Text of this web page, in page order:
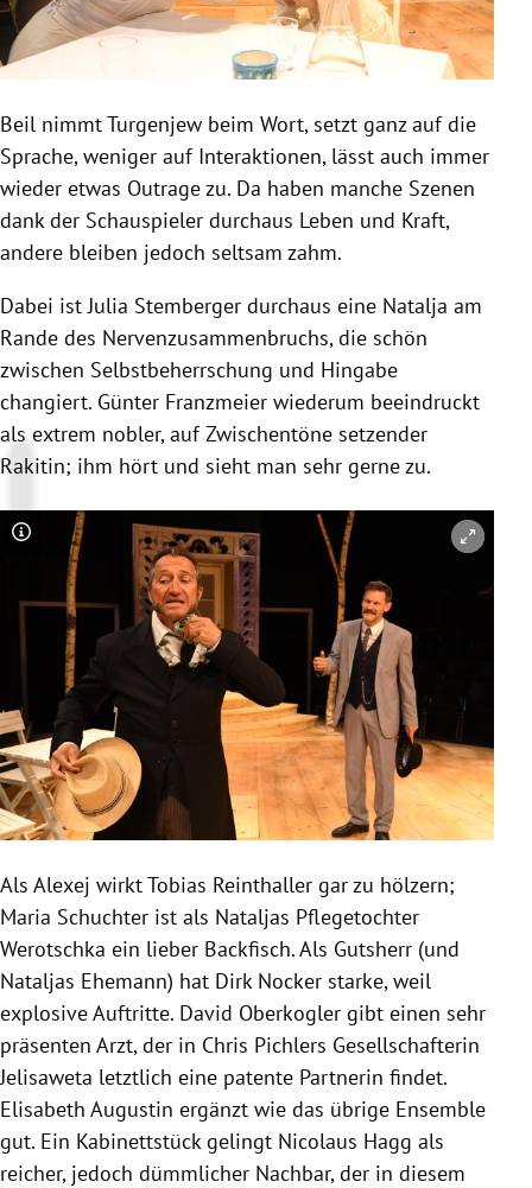
Beil nimmtTurgenjew beim Wort, setzt ganz auf die
Sprache, weniger auf Interaktionen, lässt auch immer
wieder etwas Outrage zu. Da haben manche Szenen
dank der Schauspieler durchaus Leben und Kraft,
andere bleiben jedoch seltsam zahm.
Dabei istJulia Stemberger durchaus eine Natalja am
Rande des Nervenzusammenbruchs, die schön
zwischen Selbstbeherrschung und Hingabe
changiert. Günter Franzmeier wiederum beeindruckt
als extrem nobler, auf Zwischentöne setzender
Rakitin; ihm hört und sieht man sehr gerne zu.
Copyright-Hinweis öffnen/schließen
Als Alexej wirktTobias Reinthaller gar zu hölzern;
Maria Schuchter ist als Nataljas Pflegetochter
Werotschka ein lieber Backfisch. Als Gutsherr (und
Nataljas Ehemann) hat Dirk Nocker starke, weil
explosive Auftritte. David Oberkogler gibt einen sehr
präsenten Arzt, der in Chris Pichlers Gesellschafterin
Jelisaweta letztlich eine patente Partnerin findet.
Elisabeth Augustin ergänzt wie das übrige Ensemble
gut. Ein Kabinettstück gelingt Nicolaus Hagg als
reicher, jedoch dümmlicher Nachbar, der in diesem